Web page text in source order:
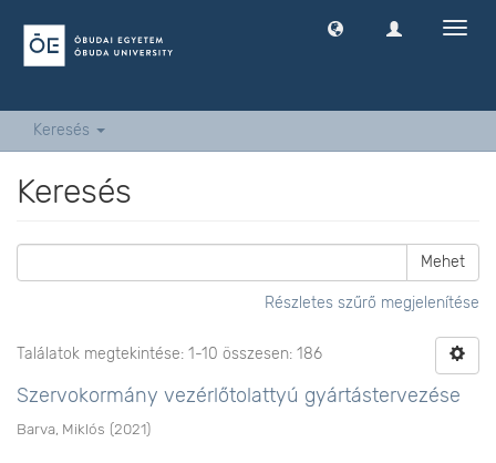
Keresés
Keresés
Mehet
Részletes szűrő megjelenítése
Találatok megtekintése: 1-10 összesen: 186
Szervokormány vezérlőtolattyú gyártástervezése
Barva, Miklós (2021)